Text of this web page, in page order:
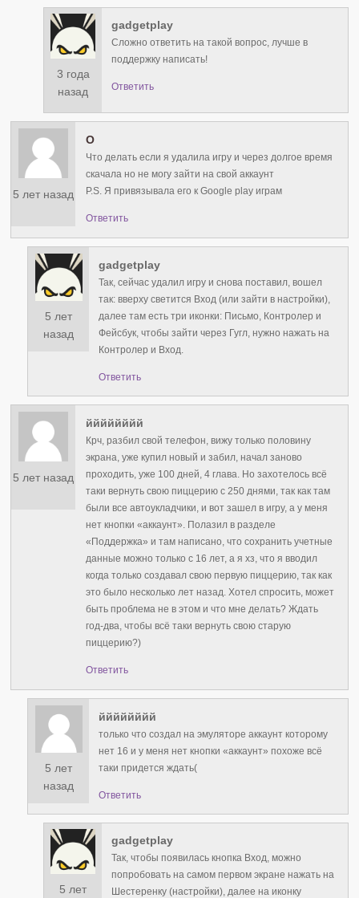
3 года
назад
gadgetplay
Сложно ответить на такой вопрос, лучше в
поддержку написать!
Ответить
5 лет назад
О
Что делать если я удалила игру и через долгое время
скачала но не могу зайти на свой аккаунт
P.S. Я привязывала его к Google play играм
Ответить
5 лет
назад
gadgetplay
Так, сейчас удалил игру и снова поставил, вошел
так: вверху светится Вход (или зайти в настройки),
далее там есть три иконки: Письмо, Контролер и
Фейсбук, чтобы зайти через Гугл, нужно нажать на
Контролер и Вход.
Ответить
5 лет назад
йййййййй
Крч, разбил свой телефон, вижу только половину
экрана, уже купил новый и забил, начал заново
проходить, уже 100 дней, 4 глава. Но захотелось всё
таки вернуть свою пиццерию с 250 днями, так как там
были все автоукладчики, и вот зашел в игру, а у меня
нет кнопки «аккаунт». Полазил в разделе
«Поддержка» и там написано, что сохранить учетные
данные можно только с 16 лет, а я хз, что я вводил
когда только создавал свою первую пиццерию, так как
это было несколько лет назад. Хотел спросить, может
быть проблема не в этом и что мне делать? Ждать
год-два, чтобы всё таки вернуть свою старую
пиццерию?)
Ответить
5 лет
назад
йййййййй
только что создал на эмуляторе аккаунт которому
нет 16 и у меня нет кнопки «аккаунт» похоже всё
таки придется ждать(
Ответить
5 лет
gadgetplay
Так, чтобы появилась кнопка Вход, можно
попробовать на самом первом экране нажать на
Шестеренку (настройки), далее на иконку